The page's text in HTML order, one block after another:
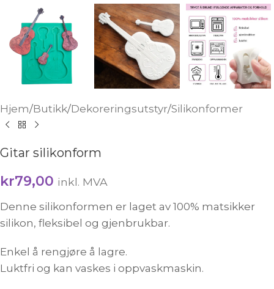
Hjem/Butikk/Dekoreringsutstyr/Silikonformer
Gitar silikonform
kr79,00 inkl. MVA
Denne silikonformen er laget av 100% matsikker
silikon, fleksibel og gjenbrukbar.
Enkel å rengjøre å lagre.
Luktfri og kan vaskes i oppvaskmaskin.